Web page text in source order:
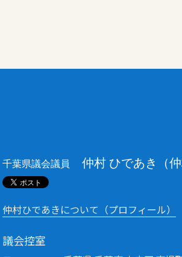
千葉県議会議員 仲村 ひであき（仲
仲村ひであきについて（プロフィール）
議会控室